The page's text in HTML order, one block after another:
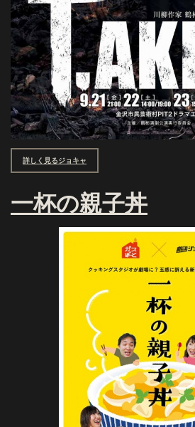
詳しく見るジョキャ
一杯の親子丼